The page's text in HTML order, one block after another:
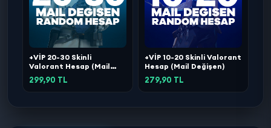
+VİP 20-30 Skinli
Valorant Hesap (Mail
Değişen)
299,90 TL
+VİP 10-20 Skinli Valorant
Hesap (Mail Değişen)
279,90 TL